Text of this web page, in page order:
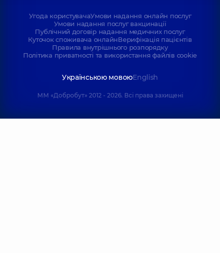
Угода користувачаУмови надання онлайн послуг
Умови надання послуг вакцинації
Публічний договір надання медичних послуг
Куточок споживача онлайнВерифікація пацієнтів
Правила внутрішнього розпорядку
Політика приватності та використання файлів cookie
Українською мовоюEnglish
ММ «Добробут» 2012 - 2026. Всі права захищені